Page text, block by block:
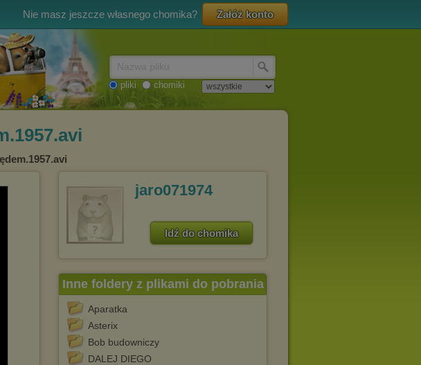
Nie masz jeszcze własnego chomika? Załóż konto
pliki chomiki
jaro071974
Idź do chomika
Inne foldery z plikami do pobrania
Aparatka
Asterix
Bob budowniczy
DALEJ DIEGO